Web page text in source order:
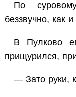
По
беззвучно, как
В Пулково
прищурился,
— Зато руки,